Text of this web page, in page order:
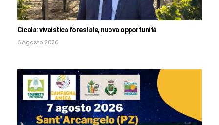
Cicala: vivaistica forestale, nuova opportunità
6 Agosto 2026